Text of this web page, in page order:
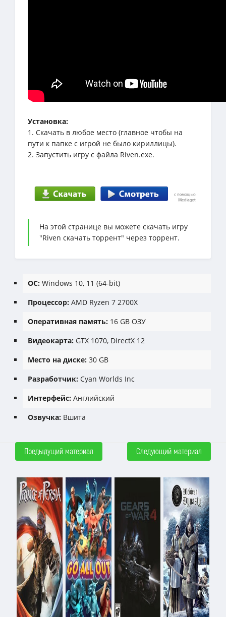
Установка:
1. Скачать в любое место (главное чтобы на
пути к папке с игрой не было кириллицы).
2. Запустить игру с файла Riven.exe.
На этой странице вы можете скачать игру
"Riven скачать торрент" через торрент.
ОС: Windows 10, 11 (64-bit)
Процессор: AMD Ryzen 7 2700X
Оперативная память: 16 GB ОЗУ
Видеокарта: GTX 1070, DirectX 12
Место на диске: 30 GB
Разработчик: Cyan Worlds Inc
Интерфейс: Английский
Озвучка: Вшита
Предыдущий материал Следующий материал